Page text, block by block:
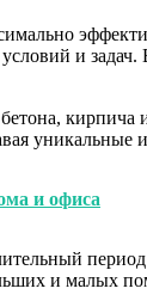
и
уникальные
и офиса
и малых